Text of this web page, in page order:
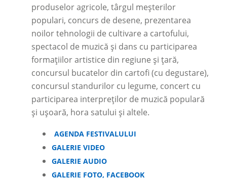
produselor agricole, târgul meșterilor
populari, concurs de desene, prezentarea
noilor tehnologii de cultivare a cartofului,
spectacol de muzică și dans cu participarea
formațiilor artistice din regiune și țară,
concursul bucatelor din cartofi (cu degustare),
concursul standurilor cu legume, concert cu
participarea interpreților de muzică populară
și ușoară, hora satului și altele.
AGENDA FESTIVALULUI
GALERIE VIDEO
GALERIE AUDIO
GALERIE FOTO, FACEBOOK